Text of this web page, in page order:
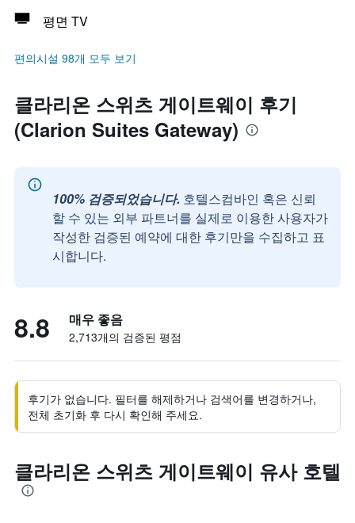
평면 TV
편의시설 98개 모두 보기
클라리온 스위츠 게이트웨이 후기
(Clarion Suites Gateway)
100% 검증되었습니다. 호텔스컴바인 혹은 신뢰
할 수 있는 외부 파트너를 실제로 이용한 사용자가
작성한 검증된 예약에 대한 후기만을 수집하고 표
시합니다.
8.8 매우 좋음
2,713개의 검증된 평점
후기가 없습니다. 필터를 해제하거나 검색어를 변경하거나,
전체 초기화 후 다시 확인해 주세요.
클라리온 스위츠 게이트웨이 유사 호텔